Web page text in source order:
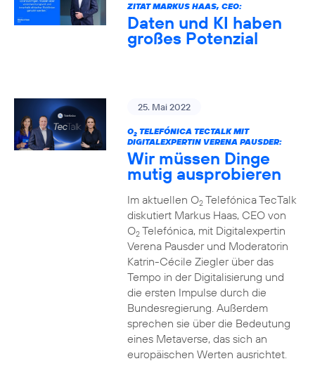
ZITAT MARKUS HAAS, CEO:
Daten und KI haben
großes Potenzial
25. Mai 2022
O2TELEFÓNICA TECTALK MIT
DIGITALEXPERTIN VERENA PAUSDER:
Wir müssen Dinge
mutig ausprobieren
Im aktuellen O2Telefónica TecTalk
diskutiert Markus Haas, CEO von
O2Telefónica, mit Digitalexpertin
Verena Pausder und Moderatorin
Katrin-Cécile Ziegler über das
Tempo in der Digitalisierung und
die ersten Impulse durch die
Bundesregierung. Außerdem
sprechen sie über die Bedeutung
eines Metaverse, das sich an
europäischen Werten ausrichtet.